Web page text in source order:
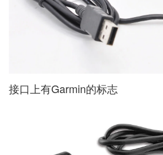
接口上有Garmin的标志